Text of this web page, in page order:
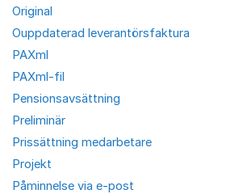
Original
Ouppdaterad leverantörsfaktura
PAXml
PAXml-fil
Pensionsavsättning
Preliminär
Prissättning medarbetare
Projekt
Påminnelse via e-post